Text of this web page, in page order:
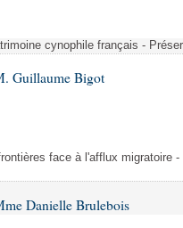
cynophile français -
Guillaume Bigot
face à l'afflux migratoire
Danielle Brulebois